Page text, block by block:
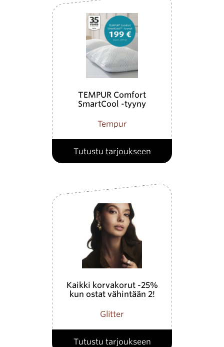
TEMPUR Comfort
SmartCool -tyyny
Tempur
Tutustu tarjoukseen
Kaikki korvakorut -25%
kun ostat vähintään 2!
Glitter
Tutustu tarjoukseen